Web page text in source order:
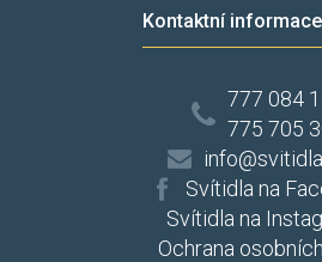
Kontaktní informace
777 084
775 705
Svítidla na
Svítidla na
Ochrana